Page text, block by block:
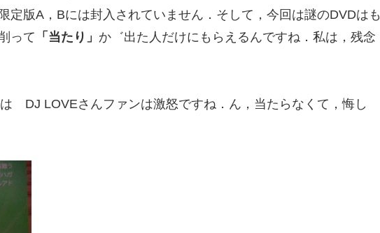
定版A，Bには封入されていません．そして，今回は謎のDVDはも
って 「当たり」 か゛出た人だけにもらえるんですね．私は，残念
DJ LOVEさんファンは激怒ですね．ん，当たらなくて，悔し